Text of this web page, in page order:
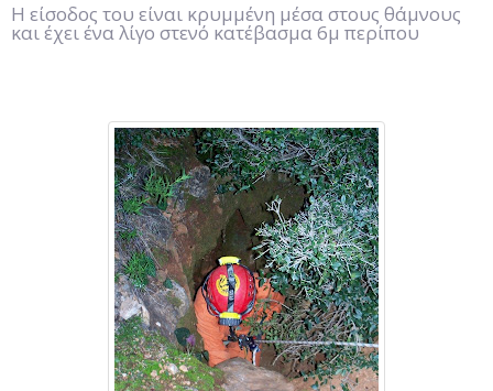
Η είσοδος του είναι κρυμμένη μέσα στους θάμνους
και έχει ένα λίγο στενό κατέβασμα 6μ περίπου